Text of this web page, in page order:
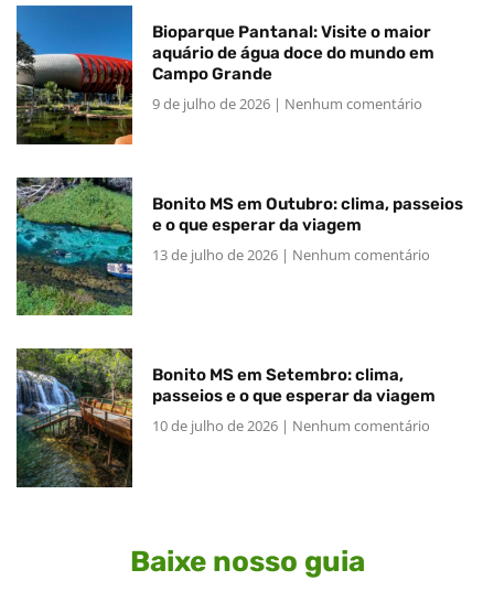
Bioparque Pantanal: Visite o maior
aquário de água doce do mundo em
Campo Grande
9 de julho de 2026
Nenhum comentário
Bonito MS em Outubro: clima, passeios
e o que esperar da viagem
13 de julho de 2026
Nenhum comentário
Bonito MS em Setembro: clima,
passeios e o que esperar da viagem
10 de julho de 2026
Nenhum comentário
Baixe nosso guia